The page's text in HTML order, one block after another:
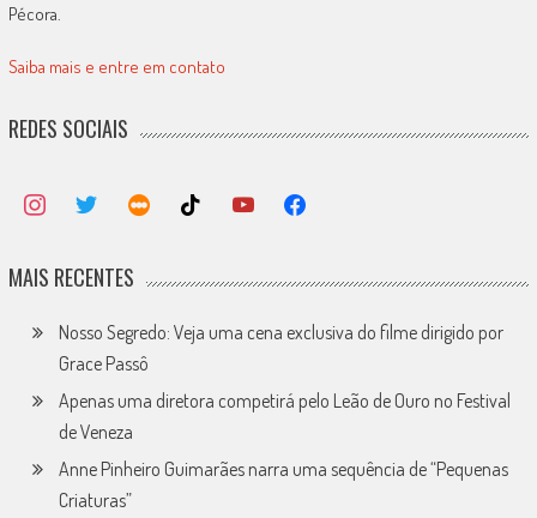
Pécora.
Saiba mais e entre em contato
REDES SOCIAIS
MAIS RECENTES
Nosso Segredo: Veja uma cena exclusiva do filme dirigido por
Grace Passô
Apenas uma diretora competirá pelo Leão de Ouro no Festival
de Veneza
Anne Pinheiro Guimarães narra uma sequência de “Pequenas
Criaturas”